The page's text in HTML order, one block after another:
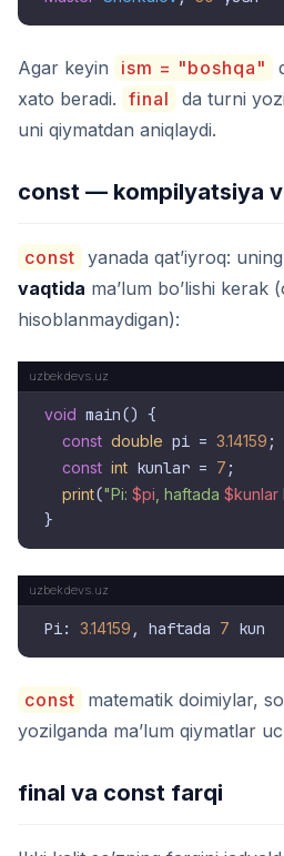
Agar keyin ism = "boshqa"
xato beradi. final
da turni
uni qiymatdan aniqlaydi.
const — kompilyatsiya
const yanada qat’iyroq:
vaqtida ma’lum bo’lishi kerak
hisoblanmaydigan):
void main() {
const double pi = 3.14159 ;
const int kunlar = 7 ;
print("Pi: $pi , haftada $kunlar
Pi: 3.14159 , haftada 7
const
matematik doimiylar,
yozilganda ma’lum qiymatlar
final va const farqi